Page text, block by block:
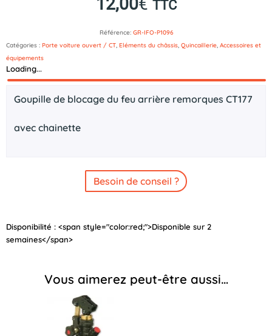
TTC
Référence: GR-IFO-P1096
Catégories : Porte voiture ouvert / CT, Eléments du châssis, Quincaillerie, Accessoires et
équipements
Loading...
Description
Goupille de blocage du feu arrière remorques CT177
avec chainette
Besoin de conseil ?
Disponibilité : <span style="color:red;">Disponible sur 2
semaines</span>
Vous aimerez peut-être aussi…